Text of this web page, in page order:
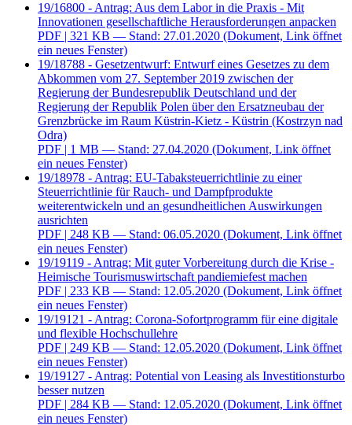
19/16800 - Antrag: Aus dem Labor in die Praxis - Mit
Innovationen gesellschaftliche Herausforderungen anpacken
PDF | 321 KB — Stand: 27.01.2020 (Dokument, Link öffnet
ein neues Fenster)
19/18788 - Gesetzentwurf: Entwurf eines Gesetzes zu dem
Abkommen vom 27. September 2019 zwischen der
Regierung der Bundesrepublik Deutschland und der
Regierung der Republik Polen über den Ersatzneubau der
Grenzbrücke im Raum Küstrin-Kietz - Küstrin (Kostrzyn nad
Odra)
PDF | 1 MB — Stand: 27.04.2020 (Dokument, Link öffnet
ein neues Fenster)
19/18978 - Antrag: EU-Tabaksteuerrichtlinie zu einer
Steuerrichtlinie für Rauch- und Dampfprodukte
weiterentwickeln und an gesundheitlichen Auswirkungen
ausrichten
PDF | 248 KB — Stand: 06.05.2020 (Dokument, Link öffnet
ein neues Fenster)
19/19119 - Antrag: Mit guter Vorbereitung durch die Krise -
Heimische Tourismuswirtschaft pandiemiefest machen
PDF | 233 KB — Stand: 12.05.2020 (Dokument, Link öffnet
ein neues Fenster)
19/19121 - Antrag: Corona-Sofortprogramm für eine digitale
und flexible Hochschullehre
PDF | 249 KB — Stand: 12.05.2020 (Dokument, Link öffnet
ein neues Fenster)
19/19127 - Antrag: Potential von Leasing als Investitionsturbo
besser nutzen
PDF | 284 KB — Stand: 12.05.2020 (Dokument, Link öffnet
ein neues Fenster)